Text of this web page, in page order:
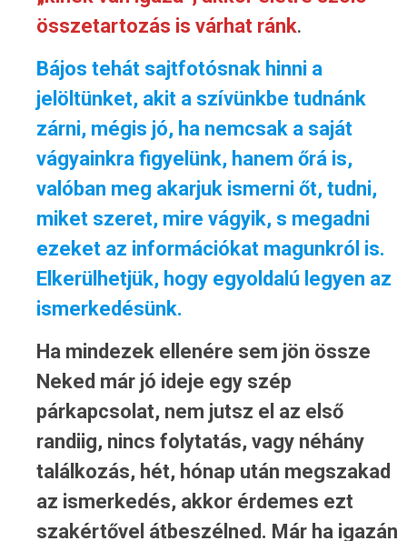
összetartozás is várhat ránk.
Bájos tehát sajtfotósnak hinni a
jelöltünket, akit a szívünkbe tudnánk
zárni, mégis jó, ha nemcsak a saját
vágyainkra figyelünk, hanem őrá is,
valóban meg akarjuk ismerni őt, tudni,
miket szeret, mire vágyik, s megadni
ezeket az információkat magunkról is.
Elkerülhetjük, hogy egyoldalú legyen az
ismerkedésünk.
Ha mindezek ellenére sem jön össze
Neked már jó ideje egy szép
párkapcsolat, nem jutsz el az első
randiig, nincs folytatás, vagy néhány
találkozás, hét, hónap után megszakad
az ismerkedés, akkor érdemes ezt
szakértővel átbeszélned. Már ha igazán